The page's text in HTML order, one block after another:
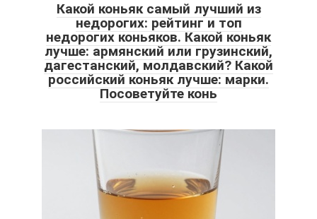
Какой коньяк самый лучший из
недорогих: рейтинг и топ
недорогих коньяков. Какой коньяк
лучше: армянский или грузинский,
дагестанский, молдавский? Какой
российский коньяк лучше: марки.
Посоветуйте конь